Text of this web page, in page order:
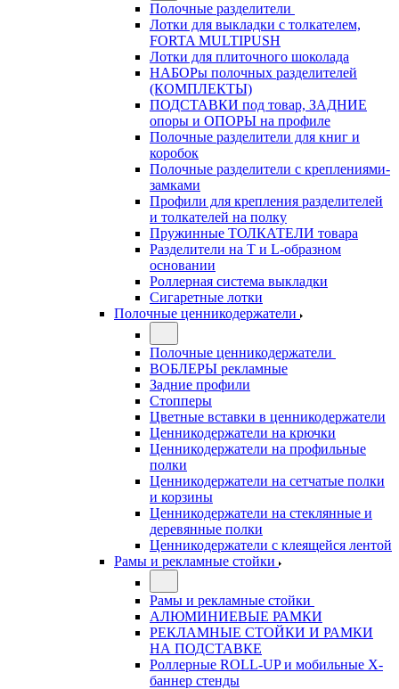
Полочные разделители
Лотки для выкладки с толкателем,
FORTA MULTIPUSH
Лотки для плиточного шоколада
НАБОРы полочных разделителей
(КОМПЛЕКТЫ)
ПОДСТАВКИ под товар, ЗАДНИЕ
опоры и ОПОРЫ на профиле
Полочные разделители для книг и
коробок
Полочные разделители с креплениями-
замками
Профили для крепления разделителей
и толкателей на полку
Пружинные ТОЛКАТЕЛИ товара
Разделители на Т и L-образном
основании
Роллерная система выкладки
Сигаретные лотки
Полочные ценникодержатели
Полочные ценникодержатели
ВОБЛЕРЫ рекламные
Задние профили
Стопперы
Цветные вставки в ценникодержатели
Ценникодержатели на крючки
Ценникодержатели на профильные
полки
Ценникодержатели на сетчатые полки
и корзины
Ценникодержатели на стеклянные и
деревянные полки
Ценникодержатели с клеящейся лентой
Рамы и рекламные стойки
Рамы и рекламные стойки
АЛЮМИНИЕВЫЕ РАМКИ
РЕКЛАМНЫЕ СТОЙКИ И РАМКИ
НА ПОДСТАВКЕ
Роллерные ROLL-UP и мобильные X-
баннер стенды